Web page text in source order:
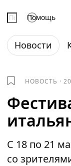
Помощь
Новости
НОВОСТЬ ·
С 18 по 21
со